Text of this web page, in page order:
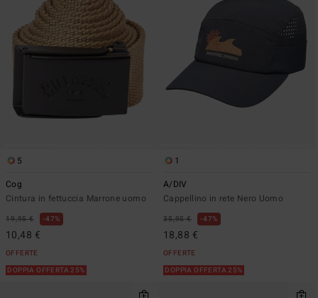
5
Cog
Cintura in fettuccia Marrone uomo
19,95 € 47%
10,48 €
OFFERTE
DOPPIA OFFERTA 25%
1
A/DIV
Cappellino in rete Nero Uomo
35,95 € 47%
18,88 €
OFFERTE
DOPPIA OFFERTA 25%